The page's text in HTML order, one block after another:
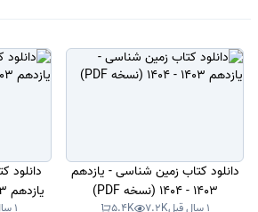
دانلود کتاب زمین شناسی - یازدهم
1403 - 1404 (نسخه PDF)
1 سال قبل 7.2K
5.4K
یازدهم 1403 - 1404 (نسخه PDF)
1 سال قبل